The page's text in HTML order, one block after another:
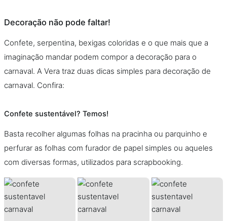
Decoração não pode faltar!
Confete, serpentina, bexigas coloridas e o que mais que a
imaginação mandar podem compor a decoração para o
carnaval. A Vera traz duas dicas simples para decoração de
carnaval. Confira:
Confete sustentável? Temos!
Basta recolher algumas folhas na pracinha ou parquinho e
perfurar as folhas com furador de papel simples ou aqueles
com diversas formas, utilizados para scrapbooking.